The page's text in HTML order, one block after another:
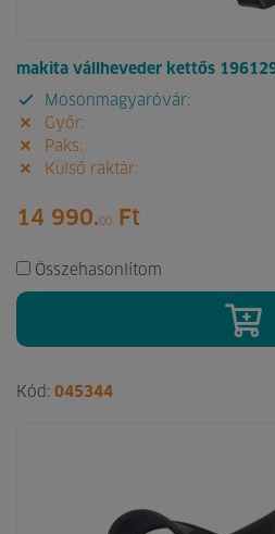
makita vállheveder kettős
Mosonmagyaróvár:
Győr:
Paks:
Külső raktár:
14 990.00 Ft
Összehasonlítom
Kód: 045344